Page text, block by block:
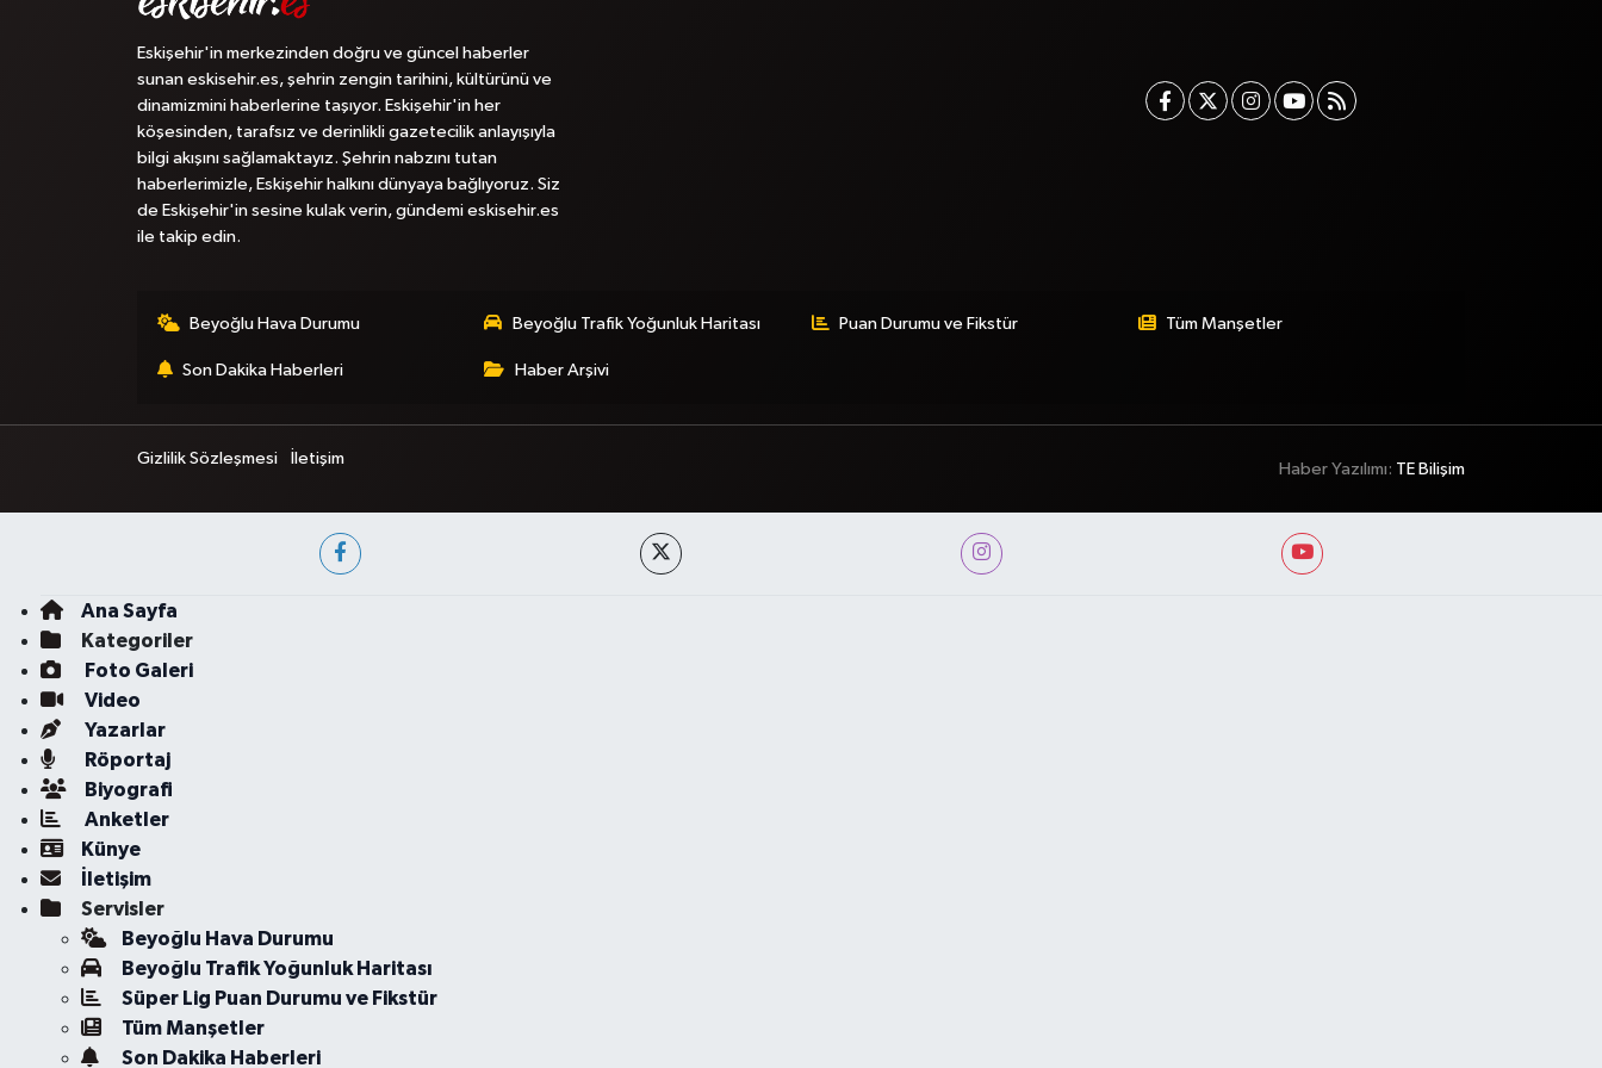
Eskişehir'in merkezinden doğru ve güncel haberler
sunan eskisehir.es, şehrin zengin tarihini, kültürünü ve
dinamizmini haberlerine taşıyor. Eskişehir'in her
köşesinden, tarafsız ve derinlikli gazetecilik anlayışıyla
bilgi akışını sağlamaktayız. Şehrin nabzını tutan
haberlerimizle, Eskişehir halkını dünyaya bağlıyoruz. Siz
de Eskişehir'in sesine kulak verin, gündemi eskisehir.es
ile takip edin.
Beyoğlu Hava Durumu Beyoğlu Trafik Yoğunluk Haritası Puan Durumu ve Fikstür Tüm Manşetler
Son Dakika Haberleri Haber Arşivi
Gizlilik Sözleşmesi İletişim
Haber Yazılımı: TE Bilişim
Ana Sayfa
Kategoriler
Foto Galeri
Video
Yazarlar
Röportaj
Biyografi
Anketler
Künye
İletişim
Servisler
Beyoğlu Hava Durumu
Beyoğlu Trafik Yoğunluk Haritası
Süper Lig Puan Durumu ve Fikstür
Tüm Manşetler
Son Dakika Haberleri